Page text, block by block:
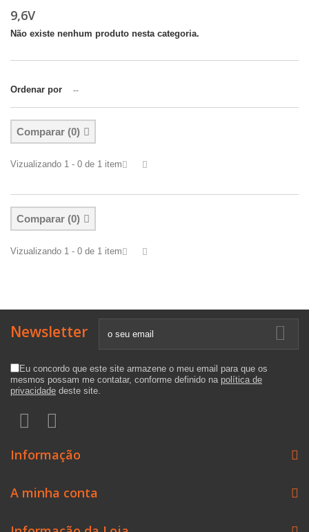
9,6V
Não existe nenhum produto nesta categoria.
Ordenar por --
Comparar (0)
Vizualizando 1 - 0 de 1 item
Comparar (0)
Vizualizando 1 - 0 de 1 item
Newsletter
Eu concordo que este site armazene o meu email para que os
mesmos possam me contatar, conforme definido na política de
privacidade deste site.
Informação
A minha conta